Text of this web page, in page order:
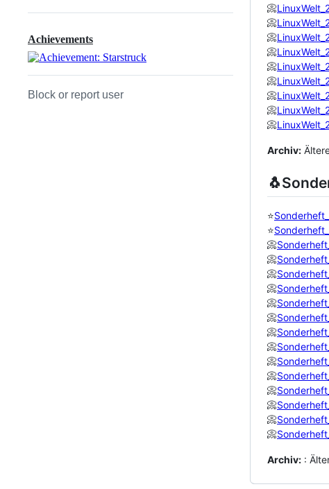
Achievements
Block or report user
📀
📀
📀
📀
📀
📀
📀
📀
📀
Archiv:
⭐
⭐
📀
📀
📀
📀
📀
📀
📀
📀
📀
📀
📀
📀
📀
📀
Archiv: :